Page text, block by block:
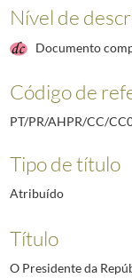
Nível de
Documento
Código de
PT/PR/AHPR/CC/
Tipo de título
Atribuído
Título
O Presidente da